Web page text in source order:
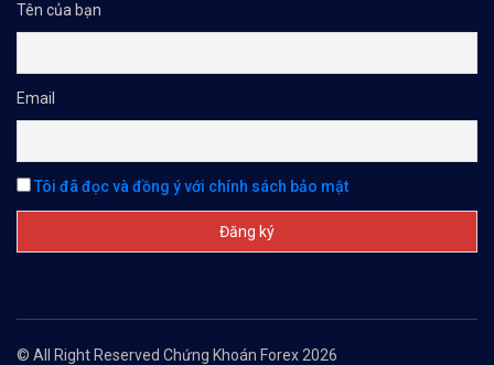
Tên của bạn
Email
Tôi đã đọc và đồng ý với chính sách bảo mật
© All Right Reserved Chứng Khoán Forex 2026